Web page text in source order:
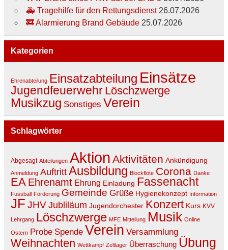
🚑 Tragehilfe für den Rettungsdienst 26.07.2026
🚒 Alarmierung Brand Gebäude 25.07.2026
Kategorien
Ehrenabteilung Einsatzabteilung Einsätze
Jugendfeuerwehr Löschzwerge
Musikzug Sonstiges Verein
Schlagwörter
Abgesagt Abteilungen Aktion Aktivitäten Ankündigung
Anmeldung Auftritt Ausbildung Blockflöte Corona Danke
EA Ehrenamt Ehrung Einladung Fassenacht
Fussball Förderung Gemeinde Grüße Hygienekonzept Information
JF JHV Jubliläum Jugendorchester Konzert Kurs KVV
Lehrgang Löschzwerge MFE Mitteilung Musik Online
Ostern Probe Spende Verein Versammlung
Weihnachten Wettkampf Zeltlager Überraschung Übung